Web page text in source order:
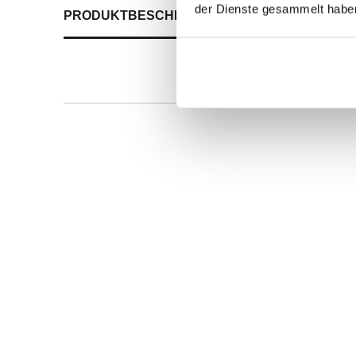
der Dienste gesammelt
PRODUKTBESCHREIBUNGALLE